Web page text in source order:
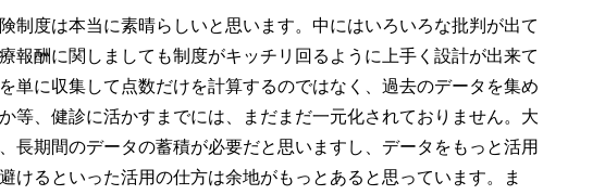
度は本当に素晴らしいと思います。中にはいろいろな批判が出て
報酬に関しましても制度がキッチリ回るように上手く設計が出来て
単に収集して点数だけを計算するのではなく、過去のデータを集め
等、健診に活かすまでには、まだまだ一元化されておりません。大
長期間のデータの蓄積が必要だと思いますし、データをもっと活用
けるといった活用の仕方は余地がもっとあると思っています。ま